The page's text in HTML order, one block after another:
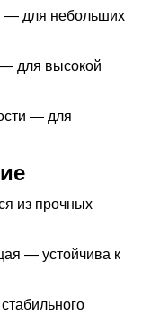
— для небольших
для высокой
— для
из прочных
— устойчива к